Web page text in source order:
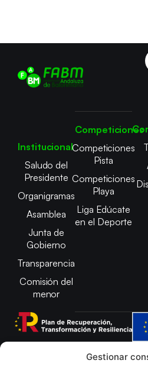
Gestionar
Institucional
Saludo del
Presidente
Organigramas
Asamblea
Junta de
Gobierno
Transparencia
Comisión del
menor
Competiciones
Competiciones
Pista
Competiciones
Playa
Liga Edúcate
en el Deporte
Copyright © 2025 Federación